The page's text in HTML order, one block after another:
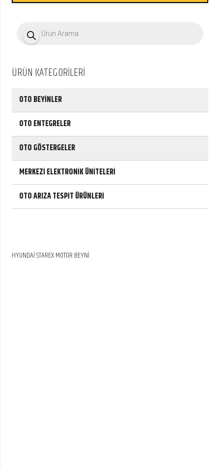
t
r
ÜRÜN KATEGORİLERİ
OTO BEYİNLER
OTO ENTEGRELER
OTO GÖSTERGELER
MERKEZİ ELEKTRONİK ÜNİTELERİ
OTO ARIZA TESPİT ÜRÜNLERİ
HYUNDAİ STAREX MOTOR BEYNİ